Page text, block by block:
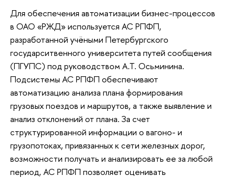
Для обеспечения автоматизации бизнес-процессов
в ОАО «РЖД» используется АС РПФП,
разработанной учёными Петербургского
государситвенного университета путей сообщения
(ПГУПС) под руководством А.Т. Осьминина.
Подсистемы АС РПФП обеспечивают
автоматизацию анализа плана формирования
грузовых поездов и маршрутов, а также выявление и
анализ отклонений от плана. За счет
структурированной информации о вагоно- и
грузопотоках, привязанных к сети железных дорог,
возможности получать и анализировать ее за любой
период, АС РПФП позволяет оценивать